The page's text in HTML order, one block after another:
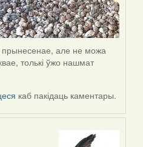
але не можа
толькі ўжо нашмат
каб пакідаць каментары.